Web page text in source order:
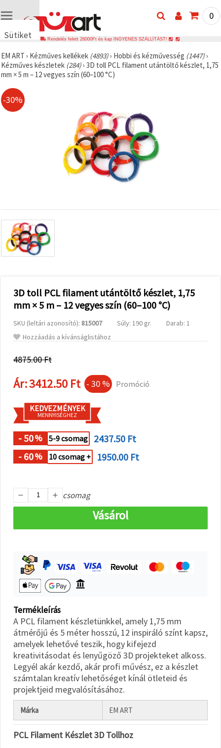
Sütiket
🍪 Cookie-
kat és
hasonló
használunk
annak
érdekében,
a
valamint
relevánsabb
tartalmat
és
hirdetéseket
analitikai és
marketingpartnereink
segítségével
Az "Összes
elfogadása"
gombra
elfogadhatja
az összes
Beállításokban
preferenciáit
az adott
típusú sütik
"Mentés"
gombra
kattintva.
el
mindet
0
Rendelés felett 26000Ft és kap INGYENES SZÁLLÍTÁST!
EM ART › Kézműves kellékek (4893)› Hobbi és kézművesség (1447)›
Kézműves készletek (284)› 3D toll PCL filament utántöltő készlet, 1,75
mm × 5 m – 12 vegyes szín (60–100 °C)
-30%
3D toll PCL filament utántöltő készlet, 1,75
mm × 5 m – 12 vegyes szín (60–100 °C)
SKU (leltári azonosító): 815007 Súly: 190 gr.
Darab: 1
Hozzáadás a kívánságlistához
4875.00 Ft
Ár:3412.50 Ft - 30 % Promóció
KEDVEZMÉNYEK
MENNYISÉGHEZ
- 50% 5-9 csomag
2437.50 Ft
- 60% 10 csomag + 1950.00 Ft
csomag
Vásárol
Termékleírás
A PCL filament készletünkkel, amely 1,75 mm
átmérőjű és 5 méter hosszú, 12 inspiráló színt kapsz,
amelyek lehetővé teszik, hogy kifejezd
kreativitásodat és lenyűgöző 3D projekteket alkoss.
Legyél akár kezdő, akár profi művész, ez a készlet
számtalan kreatív lehetőséget kínál ötleteid és
projektjeid megvalósításához.
Márka EM ART
PCL Filament Készlet 3D Tollhoz